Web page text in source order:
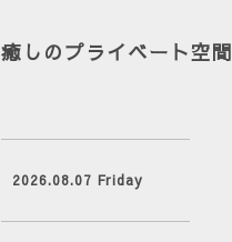
癒しのプライベート空間
2026.08.07 Friday